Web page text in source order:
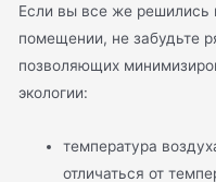
Если вы все же решились
помещении, не забудьте
позволяющих
экологии:
температура
отличаться от